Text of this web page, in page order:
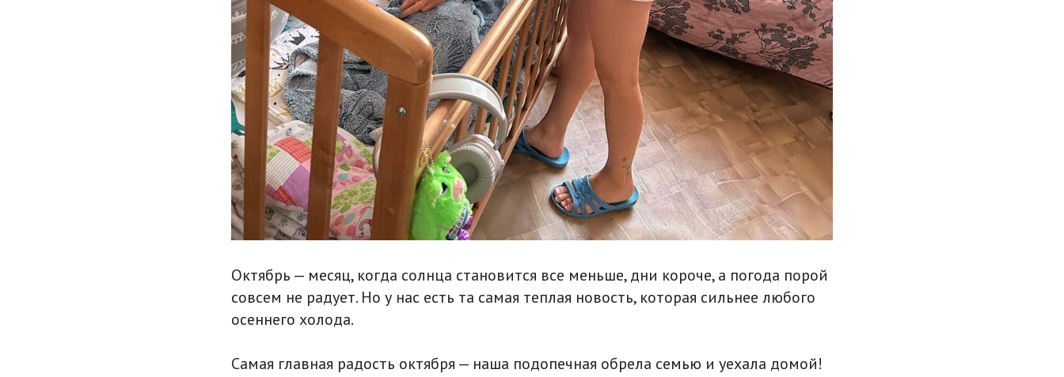
Октябрь — месяц, когда солнца становится все меньше, дни короче, а погода порой
совсем не радует. Но у нас есть та самая теплая новость, которая сильнее любого
осеннего холода.
Самая главная радость октября — наша подопечная обрела семью и уехала домой!